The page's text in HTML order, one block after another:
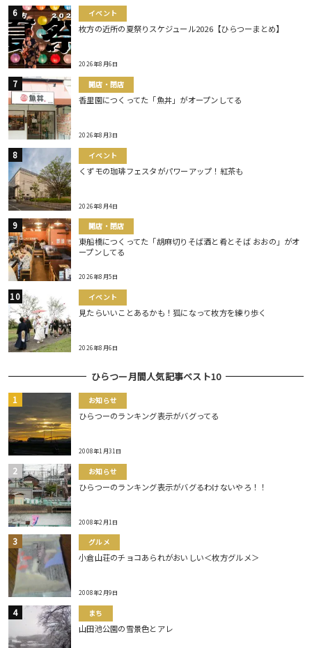
イベント
枚方の近所の夏祭りスケジュール2026【ひらつーまとめ】
2026年8月6日
開店・閉店
香里園につくってた「魚丼」がオープンしてる
2026年8月3日
イベント
くずモの珈琲フェスタがパワーアップ！紅茶も
2026年8月4日
開店・閉店
東船橋につくってた「胡麻切りそば酒と肴とそば おおの」がオ
ープンしてる
2026年8月5日
イベント
見たらいいことあるかも！狐になって枚方を練り歩く
2026年8月6日
ひらつー月間人気記事ベスト10
お知らせ
ひらつーのランキング表示がバグってる
2008年1月31日
お知らせ
ひらつーのランキング表示がバグるわけないやろ！！
2008年2月1日
グルメ
小倉山荘のチョコあられがおいしい＜枚方グルメ＞
2008年2月9日
まち
山田池公園の雪景色とアレ